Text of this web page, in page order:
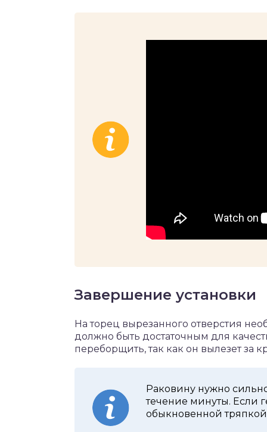
Завершение установки
На торец вырезанного отверстия
должно быть достаточным для
переборщить, так как он вылезет за
Раковину нужно
течение минуты. Если
обыкновенной